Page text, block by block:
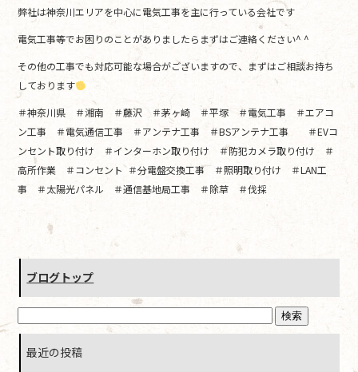
弊社は神奈川エリアを中心に電気工事を主に行っている会社です
電気工事等でお困りのことがありましたらまずはご連絡ください^ ^
その他の工事でも対応可能な場合がございますので、まずはご相談お持ち
しております
＃神奈川県 ＃湘南 ＃藤沢 ＃茅ヶ崎 ＃平塚 ＃電気工事 ＃エアコ
ン工事 ＃電気通信工事 ＃アンテナ工事 ＃BSアンテナ工事 ＃EVコ
ンセント取り付け ＃インターホン取り付け ＃防犯カメラ取り付け ＃
高所作業 ＃コンセント ＃分電盤交換工事 ＃照明取り付け ＃LAN工
事 ＃太陽光パネル ＃通信基地局工事 ＃除草 ＃伐採
ブログトップ
最近の投稿